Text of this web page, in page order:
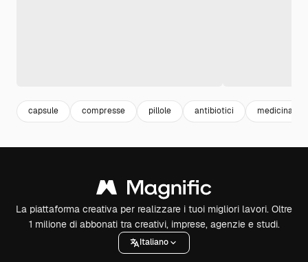
capsule compresse pillole antibiotici medicinali
La piattaforma creativa per realizzare i tuoi migliori lavori. Oltre
1 milione di abbonati tra creativi, imprese, agenzie e studi.
Italiano